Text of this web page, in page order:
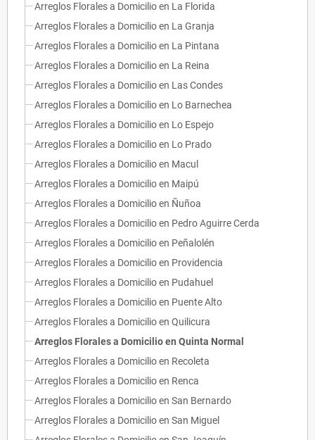
Arreglos Florales a Domicilio en La Florida
Arreglos Florales a Domicilio en La Granja
Arreglos Florales a Domicilio en La Pintana
Arreglos Florales a Domicilio en La Reina
Arreglos Florales a Domicilio en Las Condes
Arreglos Florales a Domicilio en Lo Barnechea
Arreglos Florales a Domicilio en Lo Espejo
Arreglos Florales a Domicilio en Lo Prado
Arreglos Florales a Domicilio en Macul
Arreglos Florales a Domicilio en Maipú
Arreglos Florales a Domicilio en Ñuñoa
Arreglos Florales a Domicilio en Pedro Aguirre Cerda
Arreglos Florales a Domicilio en Peñalolén
Arreglos Florales a Domicilio en Providencia
Arreglos Florales a Domicilio en Pudahuel
Arreglos Florales a Domicilio en Puente Alto
Arreglos Florales a Domicilio en Quilicura
Arreglos Florales a Domicilio en Quinta Normal
Arreglos Florales a Domicilio en Recoleta
Arreglos Florales a Domicilio en Renca
Arreglos Florales a Domicilio en San Bernardo
Arreglos Florales a Domicilio en San Miguel